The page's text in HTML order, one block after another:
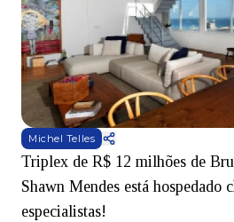
Michel Telles
Triplex de R$ 12 milhões de
Shawn Mendes está hospedado
especialistas!